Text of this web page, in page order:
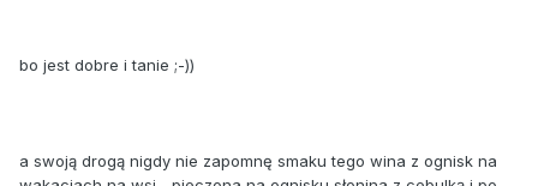
bo jest dobre i tanie ;-))
a swoją drogą nigdy nie zapomnę smaku tego wina z ognisk na